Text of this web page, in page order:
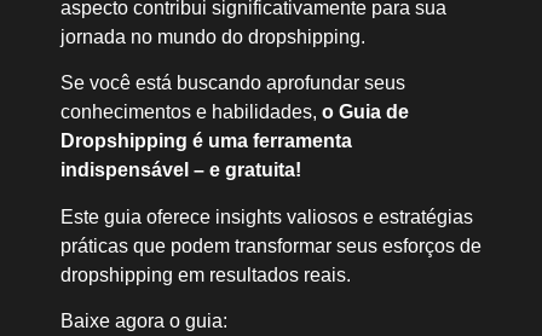
aspecto contribui significativamente para sua
jornada no mundo do dropshipping.
Se você está buscando aprofundar seus
conhecimentos e habilidades, o Guia de
Dropshipping é uma ferramenta
indispensável – e gratuita!
Este guia oferece insights valiosos e estratégias
práticas que podem transformar seus esforços de
dropshipping em resultados reais.
Baixe agora o guia: